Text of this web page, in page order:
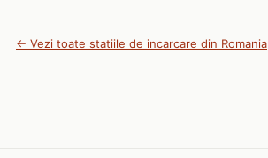
← Vezi toate statiile de incarcare din Romania